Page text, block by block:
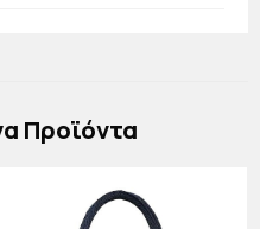
Προϊόντα